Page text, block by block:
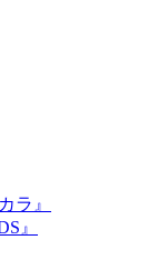
ラ』
』